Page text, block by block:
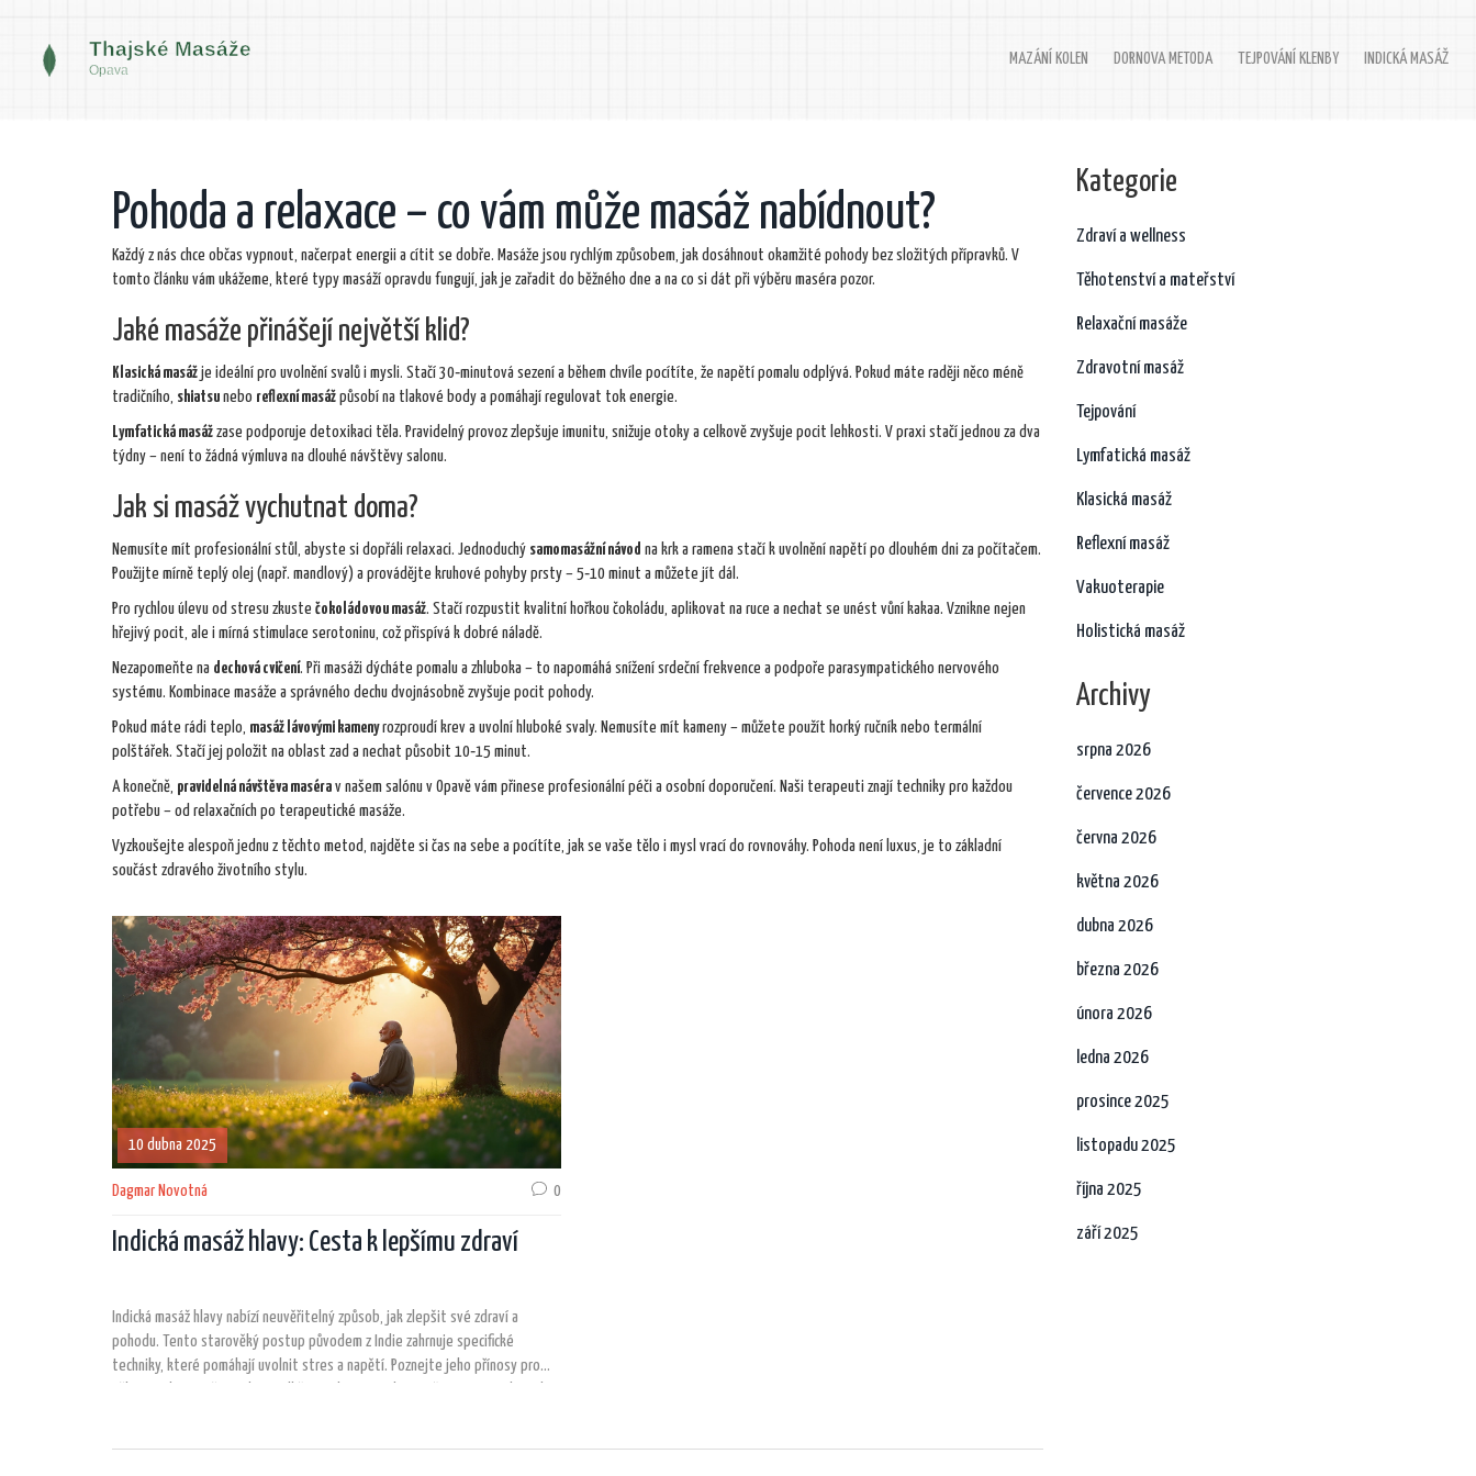
MAZÁNÍ KOLEN DORNOVA METODA TEJPOVÁNÍ KLENBY INDICKÁ MASÁŽ
Pohoda a relaxace – co vám může masáž nabídnout?
Každý z nás chce občas vypnout, načerpat energii a cítit se dobře. Masáže jsou rychlým způsobem, jak dosáhnout okamžité pohody bez složitých přípravků. V
tomto článku vám ukážeme, které typy masáží opravdu fungují, jak je zařadit do běžného dne a na co si dát při výběru maséra pozor.
Jaké masáže přinášejí největší klid?
Klasická masáž je ideální pro uvolnění svalů i mysli. Stačí 30‑minutová sezení a během chvíle pocítíte, že napětí pomalu odplývá. Pokud máte raději něco méně
tradičního, shiatsu nebo reflexní masáž působí na tlakové body a pomáhají regulovat tok energie.
Lymfatická masáž zase podporuje detoxikaci těla. Pravidelný provoz zlepšuje imunitu, snižuje otoky a celkově zvyšuje pocit lehkosti. V praxi stačí jednou za dva
týdny – není to žádná výmluva na dlouhé návštěvy salonu.
Jak si masáž vychutnat doma?
Nemusíte mít profesionální stůl, abyste si dopřáli relaxaci. Jednoduchý samomasážní návod na krk a ramena stačí k uvolnění napětí po dlouhém dni za počítačem.
Použijte mírně teplý olej (např. mandlový) a provádějte kruhové pohyby prsty – 5‑10 minut a můžete jít dál.
Pro rychlou úlevu od stresu zkuste čokoládovou masáž. Stačí rozpustit kvalitní hořkou čokoládu, aplikovat na ruce a nechat se unést vůní kakaa. Vznikne nejen
hřejivý pocit, ale i mírná stimulace serotoninu, což přispívá k dobré náladě.
Nezapomeňte na dechová cvičení. Při masáži dýcháte pomalu a zhluboka – to napomáhá snížení srdeční frekvence a podpoře parasympatického nervového
systému. Kombinace masáže a správného dechu dvojnásobně zvyšuje pocit pohody.
Pokud máte rádi teplo, masáž lávovými kamenyrozproudí krev a uvolní hluboké svaly. Nemusíte mít kameny – můžete použít horký ručník nebo termální
polštářek. Stačí jej položit na oblast zad a nechat působit 10‑15 minut.
A konečně, pravidelná návštěva maséra v našem salónu v Opavě vám přinese profesionální péči a osobní doporučení. Naši terapeuti znají techniky pro každou
potřebu – od relaxačních po terapeutické masáže.
Vyzkoušejte alespoň jednu z těchto metod, najděte si čas na sebe a pocítíte, jak se vaše tělo i mysl vrací do rovnováhy. Pohoda není luxus, je to základní
součást zdravého životního stylu.
10 dubna 2025
Dagmar Novotná 0
Indická masáž hlavy: Cesta k lepšímu zdraví
Indická masáž hlavy nabízí neuvěřitelný způsob, jak zlepšit své zdraví a
pohodu. Tento starověký postup původem z Indie zahrnuje specifické
techniky, které pomáhají uvolnit stres a napětí. Poznejte jeho přínosy pro
Kategorie
Zdraví a wellness
Těhotenství a mateřství
Relaxační masáže
Zdravotní masáž
Tejpování
Lymfatická masáž
Klasická masáž
Reflexní masáž
Vakuoterapie
Holistická masáž
Archivy
srpna 2026
července 2026
června 2026
května 2026
dubna 2026
března 2026
února 2026
ledna 2026
prosince 2025
listopadu 2025
října 2025
září 2025